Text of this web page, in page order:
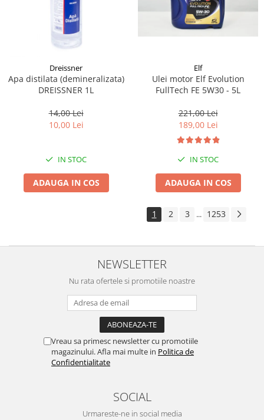
Dreissner
Apa distilata (demineralizata)
DREISSNER 1L
14,00 Lei
10,00 Lei
IN STOC
ADAUGA IN COS
Elf
Ulei motor Elf Evolution
FullTech FE 5W30 - 5L
221,00 Lei
189,00 Lei
IN STOC
ADAUGA IN COS
1 2 3 ... 1253
NEWSLETTER
Nu rata ofertele si promotiile noastre
Vreau sa primesc newsletter cu promotiile
magazinului. Afla mai multe in Politica de
Confidentialitate
SOCIAL
Urmareste-ne in social media